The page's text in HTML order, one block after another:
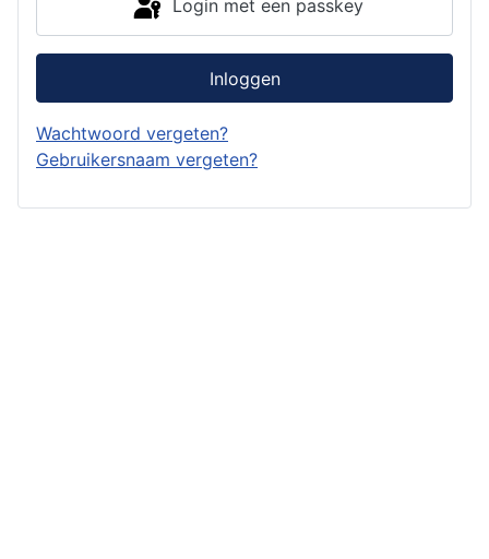
Login met een passkey
Inloggen
Wachtwoord vergeten?
Gebruikersnaam vergeten?